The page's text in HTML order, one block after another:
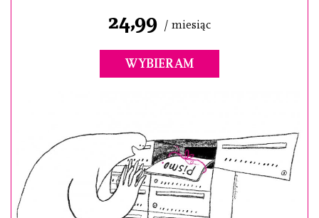
24,99 / miesiąc
WYBIERAM